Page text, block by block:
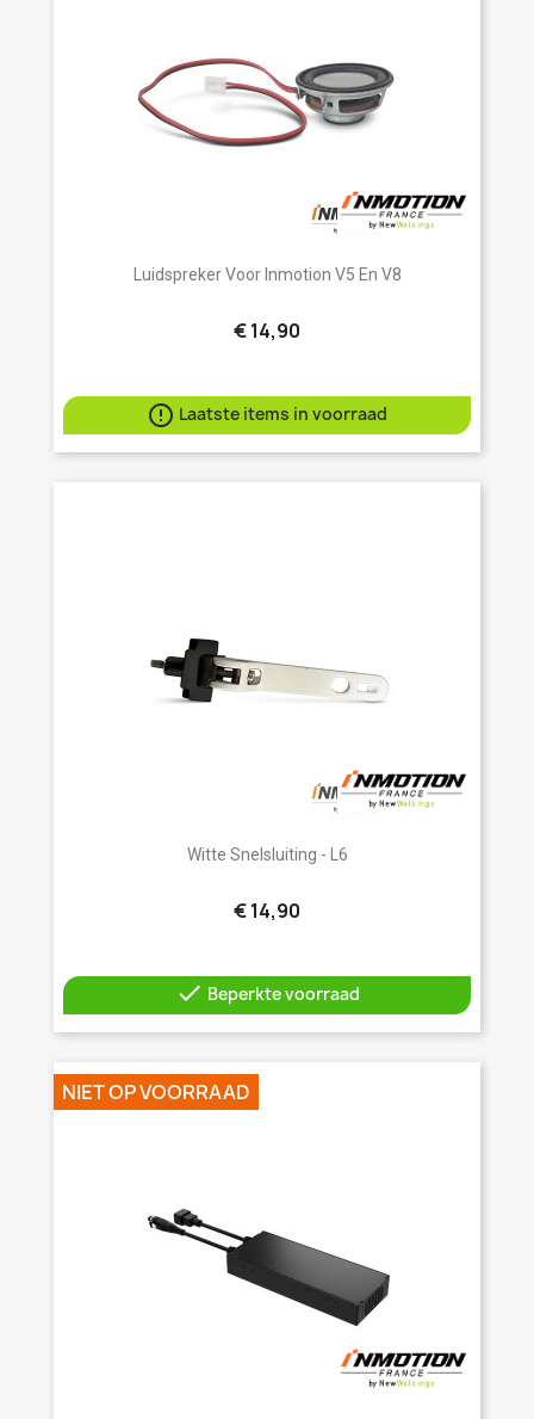
Luidspreker Voor Inmotion V5 En V8
€ 14,90
 Laatste items in voorraad
Witte Snelsluiting - L6
€ 14,90
 Beperkte voorraad
NIET OP VOORRAAD